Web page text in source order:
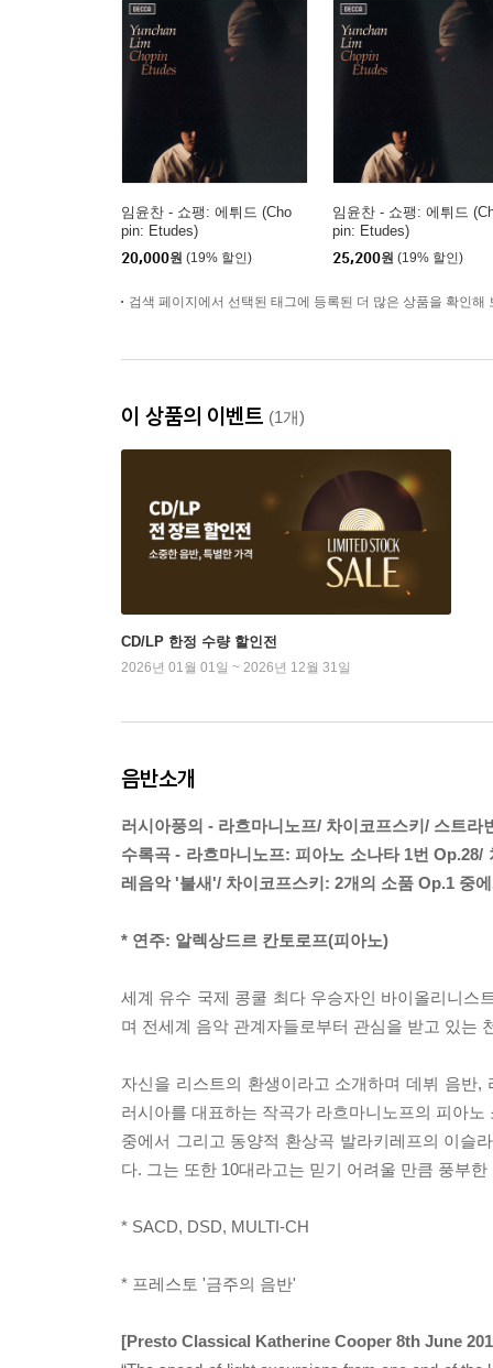
임윤찬 - 쇼팽: 에튀드 (Cho
pin: Etudes)
20,000원 (19% 할인)
임윤찬 - 쇼팽: 에튀드
pin: Etudes)
25,200원 (19% 할인)
검색 페이지에서 선택된 태그에 등록된 더 많은 상품을 확인해
이 상품의 이벤트 (1개)
CD/LP 한정 수량 할인전
2026년 01월 01일 ~ 2026년 12월 31일
음반소개
러시아풍의 - 라흐마니노프/ 차이코프스키/ 스트라
수록곡 - 라흐마니노프: 피아노 소나타 1번
레음악 '불새'/ 차이코프스키: 2개의 소품 Op.1 중
* 연주: 알렉상드르 칸토로프(피아노)
세계 유수 국제 콩쿨 최다 우승자인 바이올리니스
며 전세계 음악 관계자들로부터 관심을 받고 있는
자신을 리스트의 환생이라고 소개하며 데뷔 음반
러시아를 대표하는 작곡가 라흐마니노프의 피아
중에서 그리고 동양적 환상곡 발라키레프의 이슬
다. 그는 또한 10대라고는 믿기 어려울 만큼 풍부
* SACD, DSD, MULTI-CH
* 프레스토 '금주의 음반'
[Presto Classical Katherine Cooper 8th June